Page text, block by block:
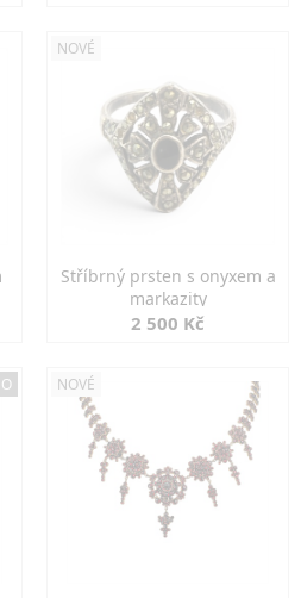
NOVÉ
Stříbrný prsten s onyxem a
markazity
2 500 Kč
NOVÉ